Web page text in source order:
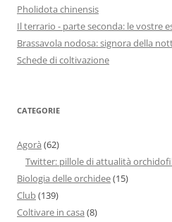
Pholidota chinensis
Il terrario - parte seconda: le vostre
Brassavola nodosa: signora della
Schede di coltivazione
CATEGORIE
Agorà (62)
Twitter: pillole di attualità
Biologia delle orchidee(15)
Club(139)
Coltivare in casa (8)